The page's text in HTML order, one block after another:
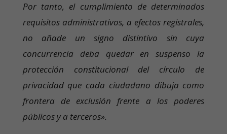
Por tanto, el cumplimiento de determinados
requisitos administrativos, a efectos registrales,
no añade un signo distintivo sin cuya
concurrencia deba quedar en suspenso la
protección constitucional del círculo de
privacidad que cada ciudadano dibuja como
frontera de exclusión frente a los poderes
públicos y a terceros».